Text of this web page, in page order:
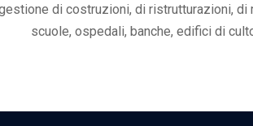
di costruzioni, di ristrutturazioni,
scuole, ospedali, banche, edifici di